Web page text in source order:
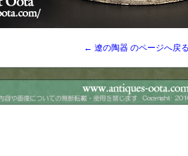
← 遼の陶器 のページへ戻